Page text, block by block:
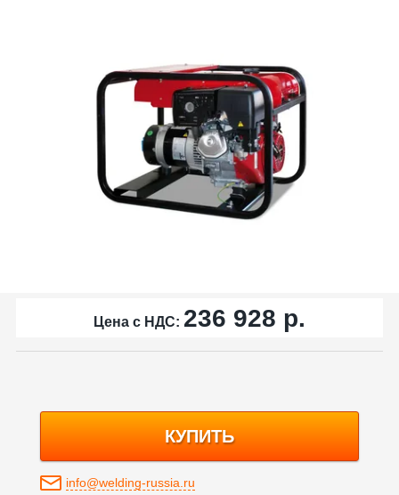
Цена с НДС: 236 928 р.
КУПИТЬ
info@welding-russia.ru